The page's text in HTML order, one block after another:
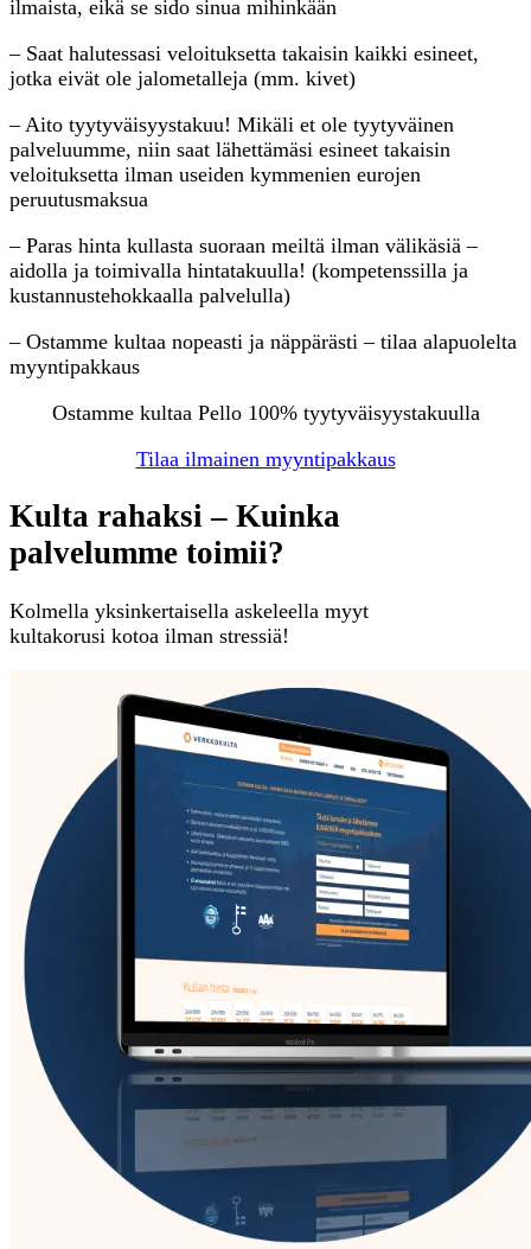
ilmaista, eikä se sido sinua mihinkään
– Saat halutessasi veloituksetta takaisin kaikki esineet,
jotka eivät ole jalometalleja (mm. kivet)
– Aito tyytyväisyystakuu! Mikäli et ole tyytyväinen
palveluumme, niin saat lähettämäsi esineet takaisin
veloituksetta ilman useiden kymmenien eurojen
peruutusmaksua
– Paras hinta kullasta suoraan meiltä ilman välikäsiä –
aidolla ja toimivalla hintatakuulla! (kompetenssilla ja
kustannustehokkaalla palvelulla)
– Ostamme kultaa nopeasti ja näppärästi – tilaa alapuolelta
myyntipakkaus
Ostamme kultaa Pello 100% tyytyväisyystakuulla
Tilaa ilmainen myyntipakkaus
Kulta rahaksi – Kuinka
palvelumme toimii?
Kolmella yksinkertaisella askeleella myyt
kultakorusi kotoa ilman stressiä!